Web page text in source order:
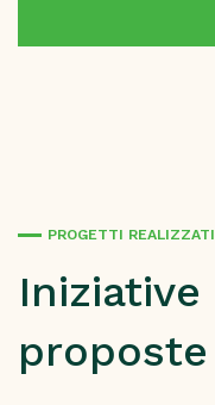
PROGETTI REALIZZATI
Iniziative